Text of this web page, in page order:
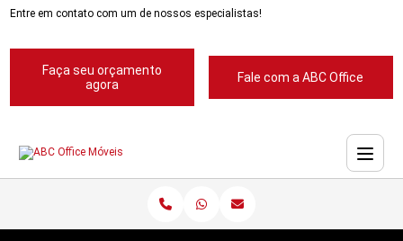
Entre em contato com um de nossos especialistas!
Faça seu orçamento
agora
Fale com a ABC Office